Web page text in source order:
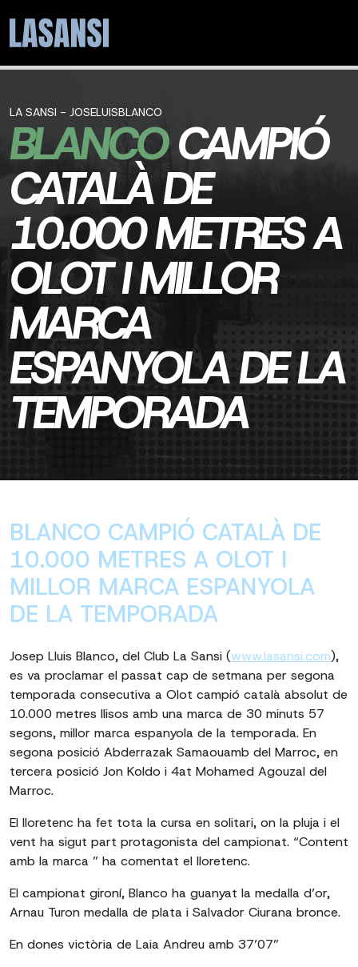
LA SANSI - JOSELUISBLANCO
BLANCO CAMPIÓ
CATALÀ DE
10.000 METRES A
OLOT I MILLOR
MARCA
ESPANYOLA DE LA
TEMPORADA
BLANCO CAMPIÓ CATALÀ DE
10.000 METRES A OLOT I
MILLOR MARCA ESPANYOLA
DE LA TEMPORADA
Josep Lluis Blanco, del Club La Sansi (www.lasansi.com),
es va proclamar el passat cap de setmana per segona
temporada consecutiva a Olot campió català absolut de
10.000 metres llisos amb una marca de 30 minuts 57
segons, millor marca espanyola de la temporada. En
segona posició Abderrazak Samaouamb del Marroc, en
tercera posició Jon Koldo i 4at Mohamed Agouzal del
Marroc.
El lloretenc ha fet tota la cursa en solitari, on la pluja i el
vent ha sigut part protagonista del campionat. “Content
amb la marca ” ha comentat el lloretenc.
El campionat gironí, Blanco ha guanyat la medalla d’or,
Arnau Turon medalla de plata i Salvador Ciurana bronce.
En dones victòria de Laia Andreu amb 37’07”